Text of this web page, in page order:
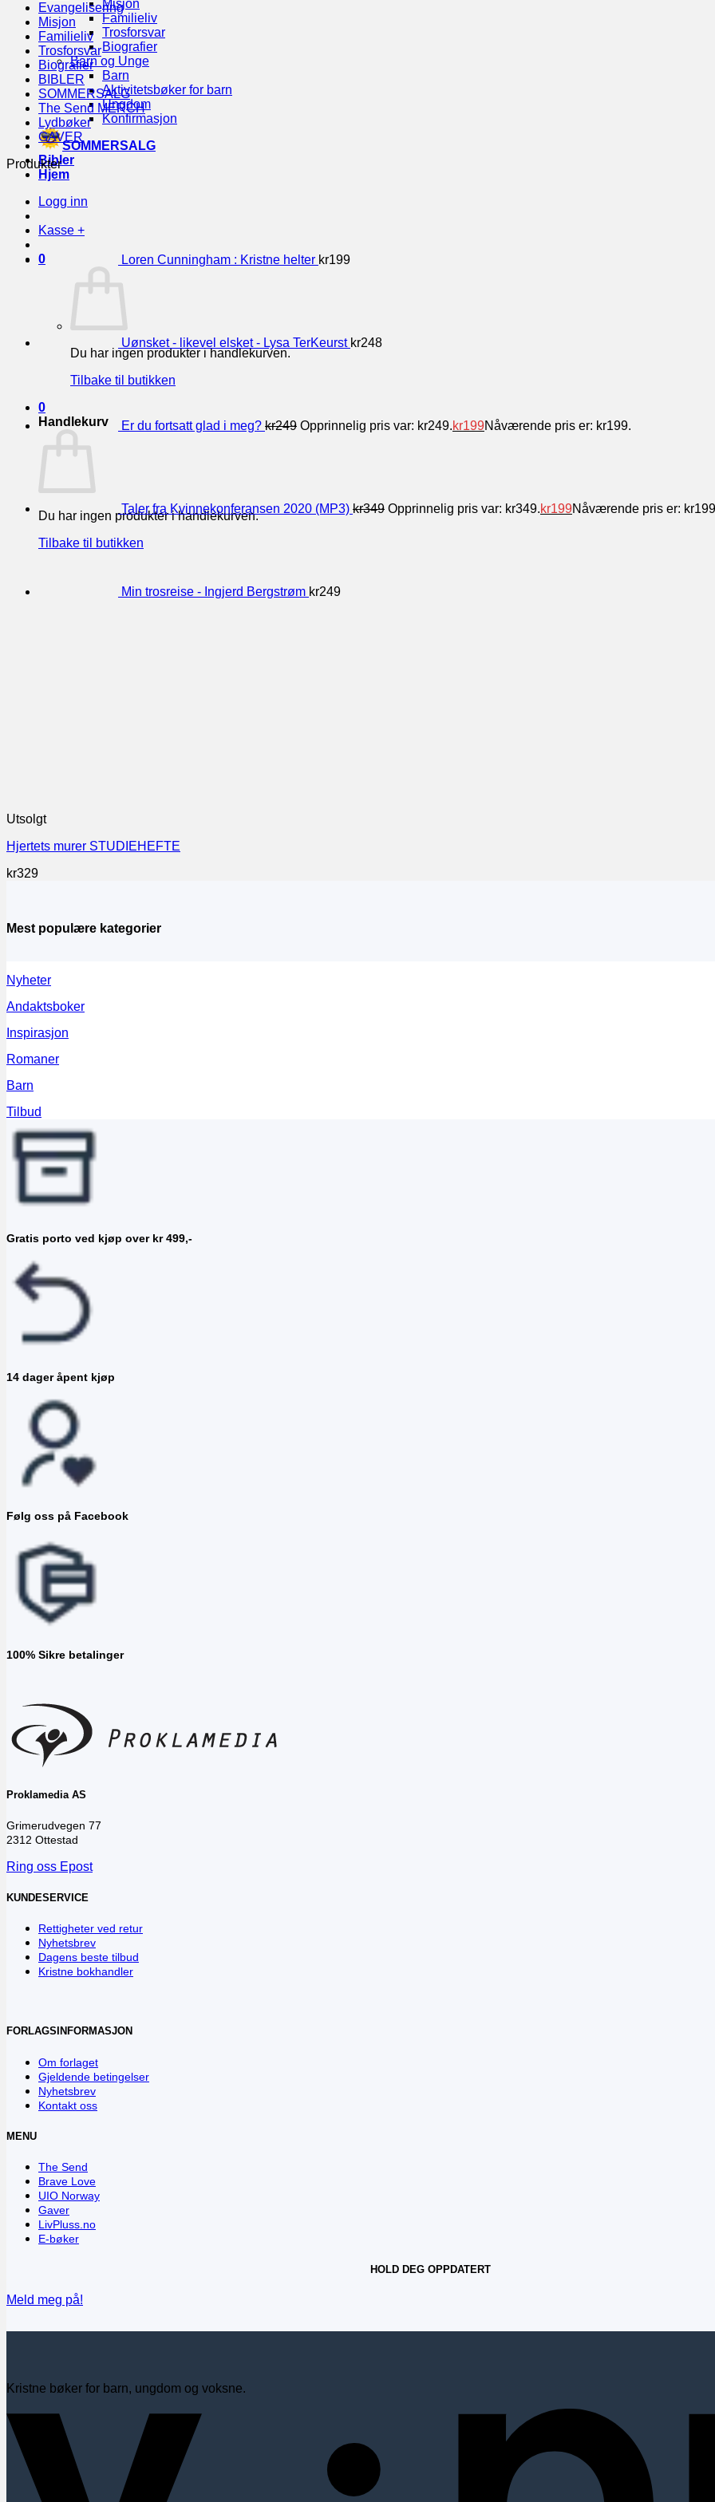
Misjon
Familieliv
Trosforsvar
Biografier
Barn og Unge
Barn
Aktivitetsbøker for barn
Ungdom
Konfirmasjon
SOMMERSALG
Bibler
Hjem
Logg inn
Kasse +
0
Du har ingen produkter i handlekurven.
Tilbake til butikken
0
Handlekurv
Du har ingen produkter i handlekurven.
Tilbake til butikken
Evangelisering
Misjon
Familieliv
Trosforsvar
Biografier
BIBLER
SOMMERSALG
The Send MERCH
Lydbøker
GAVER
Produkter
Loren Cunningham : Kristne helter kr199
Uønsket - likevel elsket - Lysa TerKeurst kr248
Er du fortsatt glad i meg? kr249 Opprinnelig pris var: kr249.kr199Nåværende pris er: kr199.
Taler fra Kvinnekonferansen 2020 (MP3) kr349 Opprinnelig pris var: kr349.kr199Nåværende pris er:
Min trosreise - Ingjerd Bergstrøm kr249
Utsolgt
Hjertets murer STUDIEHEFTE
kr329
Mest populære kategorier
Nyheter
Andaktsboker
Inspirasjon
Romaner
Barn
Tilbud
Gratis porto ved kjøp over kr 499,-
14 dager åpent kjøp
Følg oss på Facebook
100% Sikre betalinger
Proklamedia AS
Grimerudvegen 77
2312 Ottestad
Ring oss Epost
KUNDESERVICE
Rettigheter ved retur
Nyhetsbrev
Dagens beste tilbud
Kristne bokhandler
FORLAGSINFORMASJON
Om forlaget
Gjeldende betingelser
Nyhetsbrev
Kontakt oss
MENU
The Send
Brave Love
UIO Norway
Gaver
LivPluss.no
E-bøker
HOLD DEG OPPDATERT
Meld meg på!
Kristne bøker for barn, ungdom og voksne.